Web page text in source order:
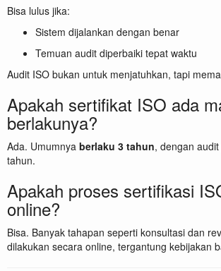
Bisa lulus jika:
Sistem dijalankan dengan benar
Temuan audit diperbaiki tepat waktu
Audit ISO bukan untuk menjatuhkan, tapi
Apakah sertifikat ISO ada
berlakunya?
Ada. Umumnya berlaku 3 tahun, dengan
tahun.
Apakah proses sertifikasi
online?
Bisa. Banyak tahapan seperti konsultasi dan
dilakukan secara online, tergantung kebijakan